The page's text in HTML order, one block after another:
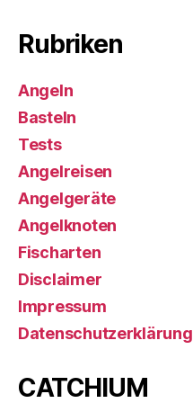
Rubriken
Angeln
Basteln
Tests
Angelreisen
Angelgeräte
Angelknoten
Fischarten
Disclaimer
Impressum
Datenschutzerklärung
CATCHIUM